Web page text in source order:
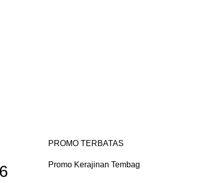
PROMO TERBATAS
Promo Kerajinan Tembag